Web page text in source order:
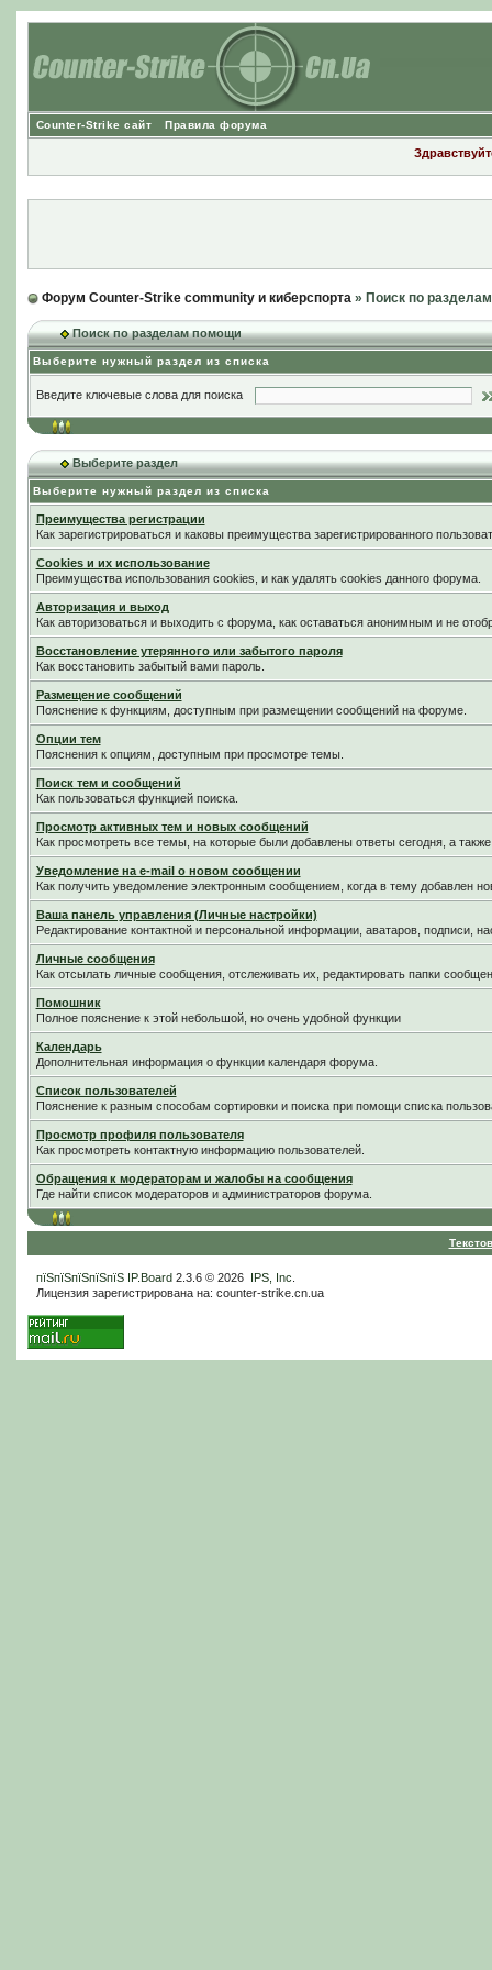
Counter-Strike сайт Правила форума
Форум Counter-Strike community и киберспорта» Поиск по
Поиск по разделам помощи
Выберите нужный раздел из списка
Введите ключевые слова для поиска
Выберите раздел
Выберите нужный раздел из списка
Преимущества регистрации
Как зарегистрироваться и каковы преимущества зарегистрированного
Cookies и их использование
Преимущества использования cookies, и как удалять cookies данного форума.
Авторизация и выход
Как авторизоваться и выходить с форума, как оставаться анонимным и не
Восстановление утерянного или забытого пароля
Как восстановить забытый вами пароль.
Размещение сообщений
Пояснение к функциям, доступным при размещении сообщений на форуме.
Опции тем
Пояснения к опциям, доступным при просмотре темы.
Поиск тем и сообщений
Как пользоваться функцией поиска.
Просмотр активных тем и новых сообщений
Как просмотреть все темы, на которые были добавлены ответы сегодня, а
Уведомление на е-mail о новом сообщении
Как получить уведомление электронным сообщением, когда в тему добавлен
Ваша панель управления (Личные настройки)
Редактирование контактной и персональной информации, аватаров, подписи,
Личные сообщения
Как отсылать личные сообщения, отслеживать их, редактировать папки
Помошник
Полное пояснение к этой небольшой, но очень удобной функции
Календарь
Дополнительная информация о функции календаря форума.
Список пользователей
Пояснение к разным способам сортировки и поиска при помощи списка
Просмотр профиля пользователя
Как просмотреть контактную информацию пользователей.
Обращения к модераторам и жалобы на сообщения
Где найти список модераторов и администраторов форума.
пїЅпїЅпїЅпїЅпїЅ IP.Board2.3.6 © 2026 IPS, Inc
Лицензия зарегистрирована на: counter-strike.cn.ua